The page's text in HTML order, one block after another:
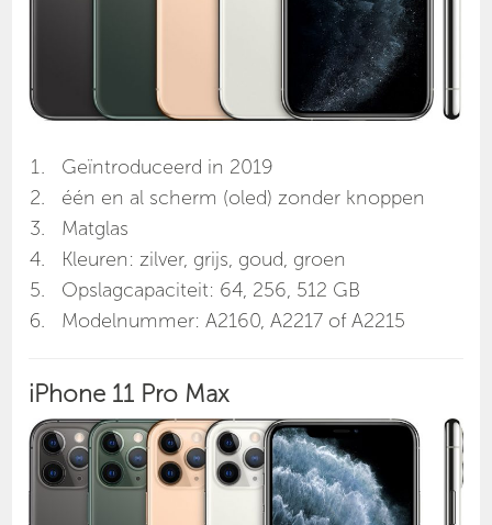
Geïntroduceerd in 2019
één en al scherm (oled) zonder knoppen
Matglas
Kleuren: zilver, grijs, goud, groen
Opslagcapaciteit: 64, 256, 512 GB
Modelnummer: A2160, A2217 of A2215
iPhone 11 Pro Max